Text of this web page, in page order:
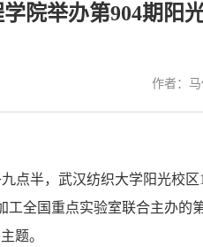
院举办第904期阳
作者：
九点半，武汉纺织大学阳光校
工全国重点实验室联合主办的
题。